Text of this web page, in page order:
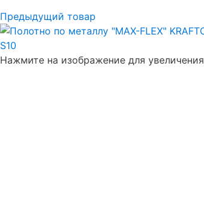
Предыдущий товар
Нажмите на изображение для увеличения